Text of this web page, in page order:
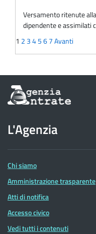
Versamento ritenute
dipendente e assimilati
1 2 34567Avanti
Informazioni
sul
dell'Agenzia
delle
Entrate
L'Agenzia
Chi siamo
Amministrazione trasparente
Atti di notifica
Accesso civico
Vedi tutti i contenuti